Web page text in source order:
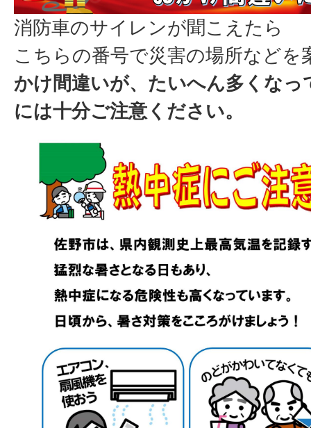
消防車のサイレンが聞こえたら
こちらの番号で災害の場所などを
かけ間違いが、たいへん多くな
には十分ご注意ください。